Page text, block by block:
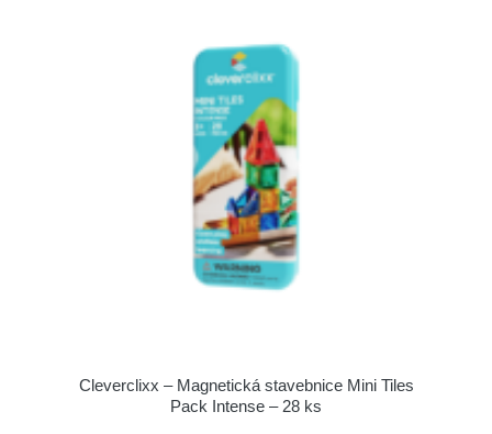
Cleverclixx – Magnetická stavebnice Mini Tiles
Pack Intense – 28 ks